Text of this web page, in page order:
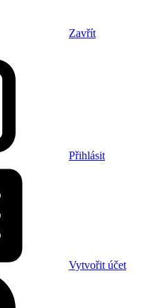
Zavřít
Přihlásit
Vytvořit účet